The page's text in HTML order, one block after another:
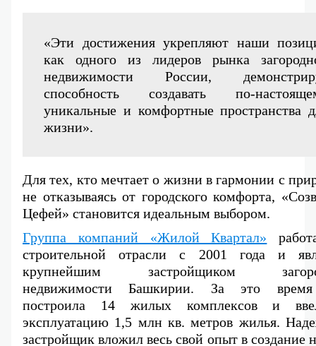
«Эти достижения укрепляют наши
как одного из лидеров рынка
недвижимости России,
способность создавать по-
уникальные и комфортные пространства
жизни».
Для тех, кто мечтает о жизни в гармонии с
не отказываясь от городского комфорта,
Цефей» становится идеальным выбором.
Группа компаний «Жилой Квартал»
строительной отрасли с 2001 года и
крупнейшим застройщиком
недвижимости Башкирии. За это
построила 14 жилых комплексов и
эксплуатацию 1,5 млн кв. метров жилья.
застройщик вложил весь свой опыт в создание